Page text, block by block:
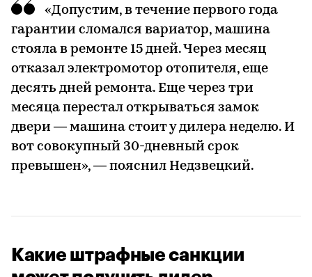
«Допустим, в течение первого года
гарантии сломался вариатор, машина
стояла в ремонте 15 дней. Через месяц
отказал электромотор отопителя, еще
десять дней ремонта. Еще через три
месяца перестал открываться замок
двери — машина стоит у дилера неделю. И
вот совокупный 30-дневный срок
превышен», — пояснил Недзвецкий.
Какие штрафные санкции